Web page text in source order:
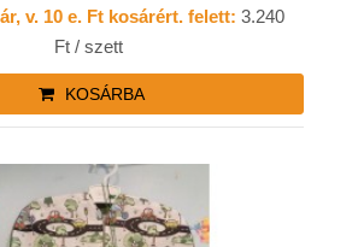
v. 10 e. Ft kosárért. felett: 3.240
Ft / szett
KOSÁRBA